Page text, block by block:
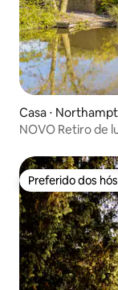
Casa ⋅
NOVO Retiro de
Preferido dos
Preferido dos